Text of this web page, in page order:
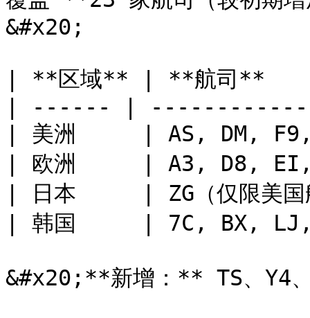
&#x20;
| **区域** | **航
| ------ |
| 美洲     | AS, DM,
| 欧洲     | A3, D8,
| 日本     | ZG（仅
| 韩国     | 7C, BX,
&#x20;**新增：** TS、Y4